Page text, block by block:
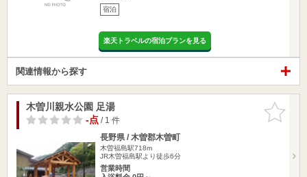
宿泊
楽天トラベルの宿泊プランを見る
関連情報から探す
お気に入
りに追加
木曽川親水公園 足湯
-点/ 1 件
長野県 / 木曽郡木曽町
木曽福島駅718m
JR木曽福島駅より徒歩6分
営業時間